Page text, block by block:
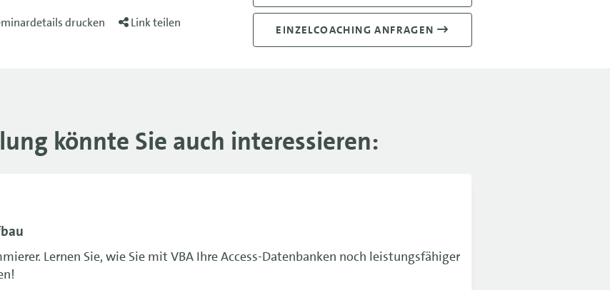
drucken Link teilen EINZELCOACHING ANFRAGEN
könnte Sie auch interessieren:
Lernen Sie, wie Sie mit VBA Ihre Access-Datenbanken noch leistungsfähiger